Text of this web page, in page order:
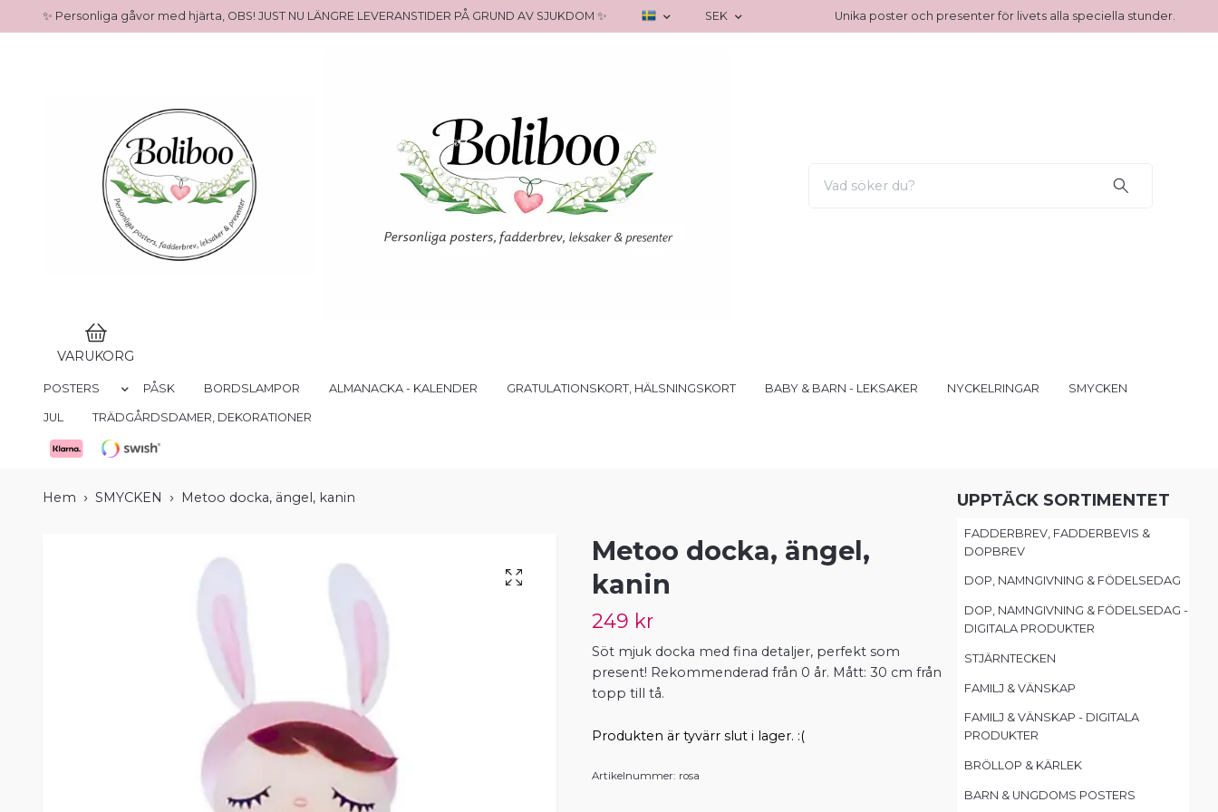
✨ Personliga gåvor med hjärta, OBS! JUST NU LÄNGRE LEVERANSTIDER PÅ GRUND AV SJUKDOM ✨ SEK Unika poster och presenter för livets alla speciella stunder.
VARUKORG
POSTERS PÅSK BORDSLAMPOR ALMANACKA - KALENDER GRATULATIONSKORT, HÄLSNINGSKORT BABY & BARN - LEKSAKER NYCKELRINGAR SMYCKEN
JUL TRÄDGÅRDSDAMER, DEKORATIONER
UPPTÄCK SORTIMENTET
FADDERBREV, FADDERBEVIS &
DOPBREV
DOP, NAMNGIVNING & FÖDELSEDAG
DOP, NAMNGIVNING & FÖDELSEDAG -
DIGITALA PRODUKTER
STJÄRNTECKEN
FAMILJ & VÄNSKAP
FAMILJ & VÄNSKAP - DIGITALA
PRODUKTER
BRÖLLOP & KÄRLEK
BARN & UNGDOMS POSTERS
Hem SMYCKEN Metoo docka, ängel, kanin
Metoo docka, ängel,
kanin
249 kr
Söt mjuk docka med fina detaljer, perfekt som
present! Rekommenderad från 0 år. Mått: 30 cm från
topp till tå.
Produkten är tyvärr slut i lager. :(
Artikelnummer: rosa